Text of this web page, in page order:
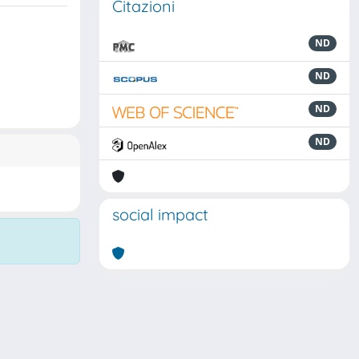
Citazioni
ND
ND
ND
ND
social impact